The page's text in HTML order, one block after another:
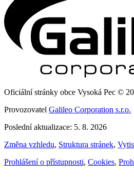
Oficiální stránky obce Vysoká Pec ©
Provozovatel Galileo Corporation s.r.o.
Poslední aktualizace: 5. 8. 2026
Změna vzhledu, Struktura stránek,
Prohlášení o přístupnosti, Cookies,